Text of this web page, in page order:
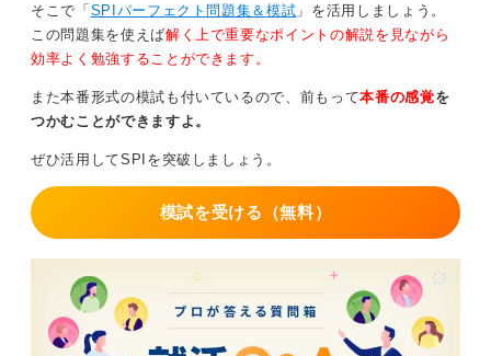
そこで「 SPIパーフェクト問題集＆模試 」を活用しましょう。
この問題集を使えば解く上で重要なポイントの解説を見ながら
効率よく勉強することができます。
また本番形式の模試も付いているので、前もって本番の感覚を
つかむことができますよ。
ぜひ活用してSPIを突破しましょう。
模試を受ける（無料）